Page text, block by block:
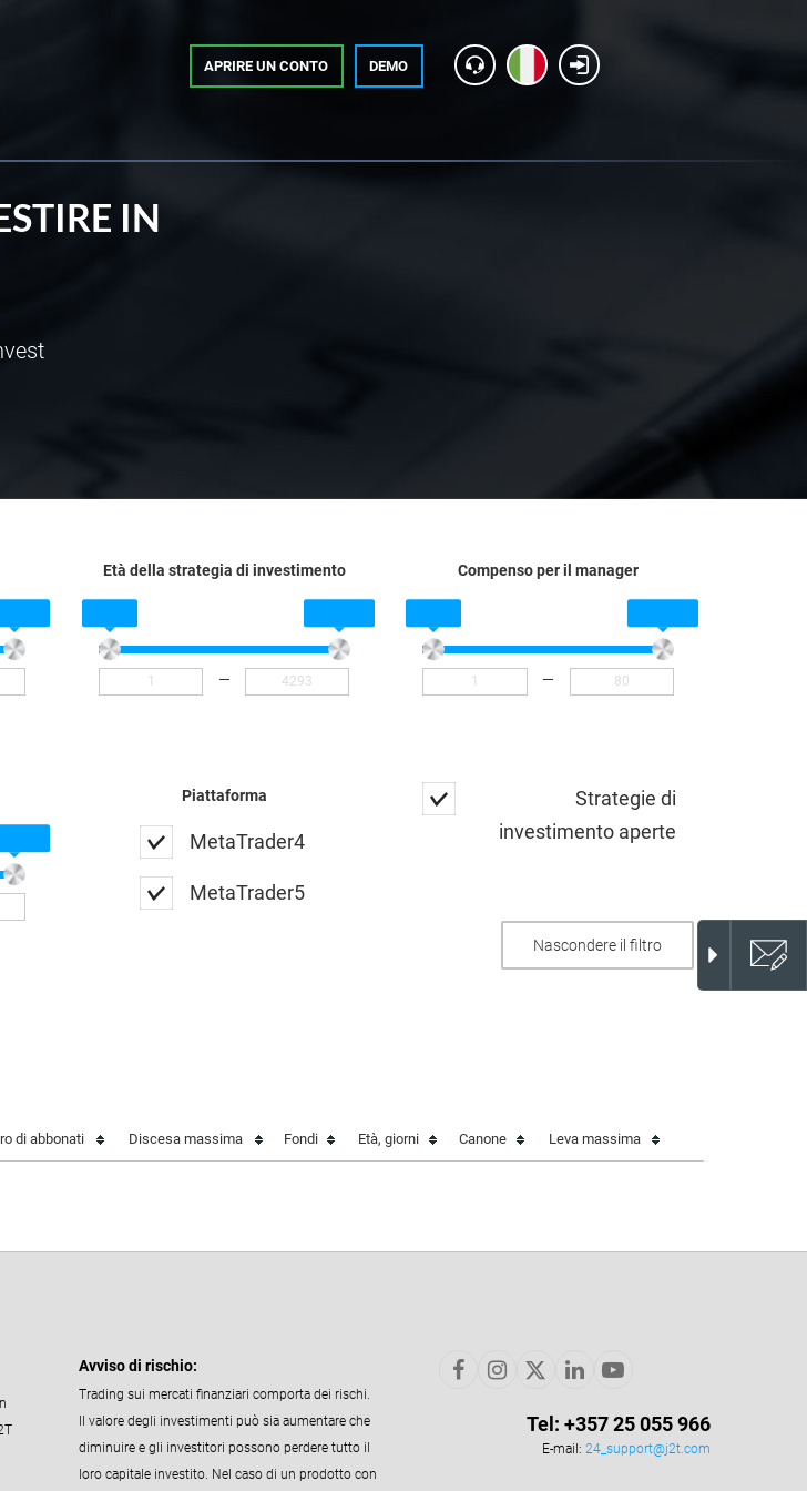
APRIRE UN CONTO DEMO
IN
Età della strategia di investimento
—
Compenso per il manager
—
Piattaforma
MetaTrader4
MetaTrader5
Strategie di
investimento aperte
Nascondere il filtro
di abbonati Discesa massima Fondi Età, giorni Canone Leva massima
Avviso di rischio:
Trading sui mercati finanziari comporta dei rischi.
Il valore degli investimenti può sia aumentare che
diminuire e gli investitori possono perdere tutto il
loro capitale investito. Nel caso di un prodotto con
Tel: +357 25 055 966
E-mail: 24_support@j2t.com